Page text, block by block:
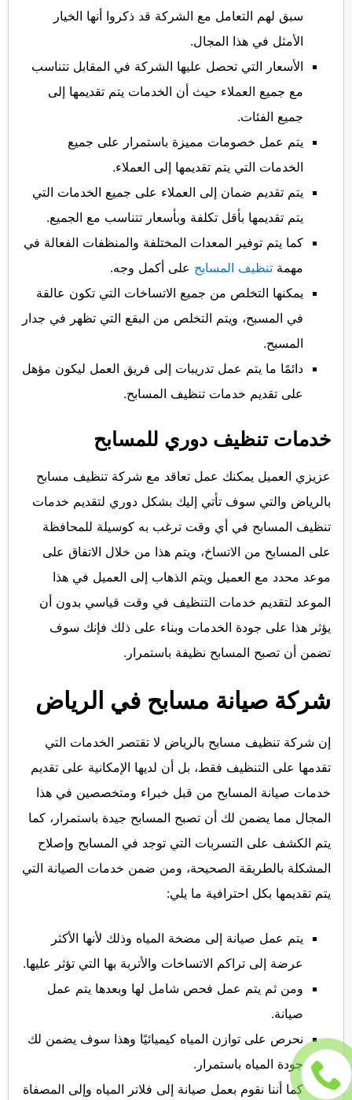
سبق لهم التعامل مع الشركة قد ذكروا أنها الخيار
الأمثل في هذا المجال.
الأسعار التي تحصل عليها الشركة في المقابل تتناسب
مع جميع العملاء حيث أن الخدمات يتم تقديمها إلى
جميع الفئات.
يتم عمل خصومات مميزة باستمرار على جميع
الخدمات التي يتم تقديمها إلى العملاء.
يتم تقديم ضمان إلى العملاء على جميع الخدمات التي
يتم تقديمها بأقل تكلفة وبأسعار تتناسب مع الجميع.
كما يتم توفير المعدات المختلفة والمنظفات الفعالة في
مهمة تنظيف المسابح على أكمل وجه.
يمكنها التخلص من جميع الاتساخات التي تكون عالقة
في المسبح، ويتم التخلص من البقع التي تظهر في جدار
المسبح.
دائمًا ما يتم عمل تدريبات إلى فريق العمل ليكون مؤهل
على تقديم خدمات تنظيف المسابح.
خدمات تنظيف دوري للمسابح
عزيزي العميل يمكنك عمل تعاقد مع شركة تنظيف مسابح
بالرياض والتي سوف تأتي إليك بشكل دوري لتقديم خدمات
تنظيف المسابح في أي وقت ترغب به كوسيلة للمحافظة
على المسابح من الاتساخ، ويتم هذا من خلال الاتفاق على
موعد محدد مع العميل ويتم الذهاب إلى العميل في هذا
الموعد لتقديم خدمات التنظيف في وقت قياسي بدون أن
يؤثر هذا على جودة الخدمات وبناء على ذلك فإنك سوف
تضمن أن تصبح المسابح نظيفة باستمرار.
شركة صيانة مسابح في الرياض
إن شركة تنظيف مسابح بالرياض لا تقتصر الخدمات التي
تقدمها على التنظيف فقط، بل أن لديها الإمكانية على تقديم
خدمات صيانة المسابح من قبل خبراء ومتخصصين في هذا
المجال مما يضمن لك أن تصبح المسابح جيدة باستمرار، كما
يتم الكشف على التسربات التي توجد في المسابح وإصلاح
المشكلة بالطريقة الصحيحة، ومن ضمن خدمات الصيانة التي
يتم تقديمها بكل احترافية ما يلي:
يتم عمل صيانة إلى مضخة المياه وذلك لأنها الأكثر
عرضة إلى تراكم الاتساخات والأتربة بها التي تؤثر عليها.
ومن ثم يتم عمل فحص شامل لها وبعدها يتم عمل
صيانة.
نحرص على توازن المياه كيميائيًا وهذا سوف يضمن لك
جودة المياه باستمرار.
كما أننا نقوم بعمل صيانة إلى فلاتر المياه وإلى المصفاة